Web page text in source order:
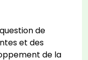
de
et des
de la